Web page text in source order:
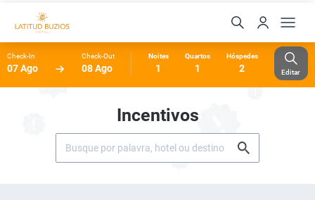
Check-In
07 Ago
Check-Out
08 Ago
Noites
1
Quartos
1
Hóspedes
2 Editar
Incentivos